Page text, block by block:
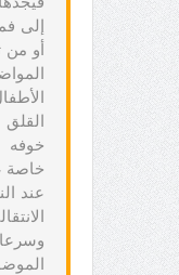
إلى
أو
خوفه
خاصة
عند